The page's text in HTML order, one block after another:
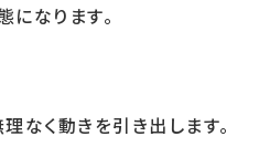
なります。
なく動きを引き出します。